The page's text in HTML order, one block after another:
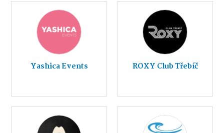
Yashica Events ROXY Club Třebíč